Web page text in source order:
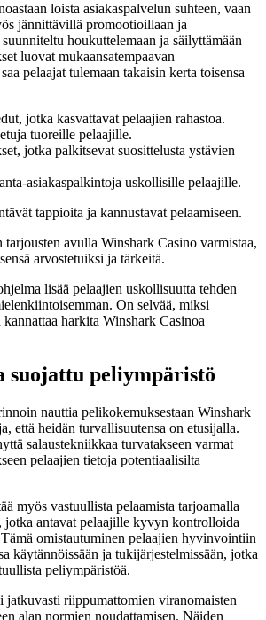
loista asiakaspalvelun suhteen, vaan
jännittävillä promootioillaan ja
houkuttelemaan ja säilyttämään
luovat mukaansatempaavan
pelaajat tulemaan takaisin kerta toisensa
jotka kasvattavat pelaajien rahastoa.
tuoreille pelaajille.
jotka palkitsevat suosittelusta ystävien
asiakaspalkintoja uskollisille pelaajille.
tappioita ja kannustavat pelaamiseen.
avulla Winshark Casino varmistaa,
arvostetuiksi ja tärkeitä.
lisää pelaajien uskollisuutta tehden
On selvää, miksi
harkita Winshark Casinoa
suojattu peliympäristö
nauttia pelikokemuksestaan Winshark
että heidän turvallisuutensa on etusijalla.
salaustekniikkaa turvatakseen varmat
pelaajien tietoja potentiaalisilta
myös vastuullista pelaamista tarjoamalla
jotka antavat pelaajille kyvyn kontrolloida
omistautuminen pelaajien hyvinvointiin
käytännöissään ja tukijärjestelmissään, jotka
peliympäristöä.
jatkuvasti riippumattomien viranomaisten
alan normien noudattamisen. Näiden